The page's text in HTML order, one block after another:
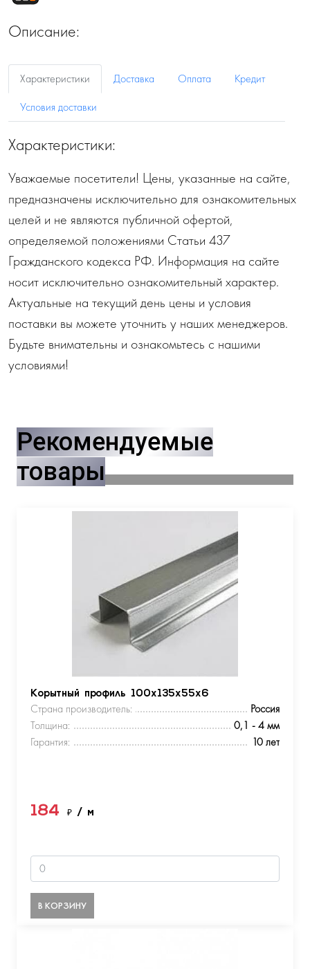
Описание:
Характеристики Доставка Оплата
Кредит
Условия доставки
Характеристики:
Уважаемые посетители! Цены, указанные на сайте,
предназначены исключительно для ознакомительных
целей и не являются публичной офертой,
определяемой положениями Статьи 437
Гражданского кодекса РФ. Информация на сайте
носит исключительно ознакомительный характер.
Актуальные на текущий день цены и условия
поставки вы можете уточнить у наших менеджеров.
Будьте внимательны и ознакомьтесь с нашими
условиями!
Рекомендуемые
товары
Корытный профиль 100х135х55х6
Страна производитель:
Россия
Толщина:
0,1 - 4 мм
Гарантия:
10 лет
184 ₽ / м
В КОРЗИНУ